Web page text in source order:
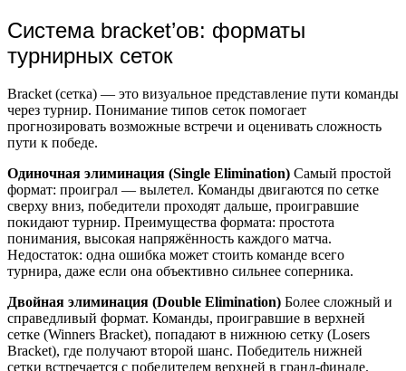
Система bracket’ов: форматы
турнирных сеток
Bracket (сетка) — это визуальное представление пути команды
через турнир. Понимание типов сеток помогает
прогнозировать возможные встречи и оценивать сложность
пути к победе.
Одиночная элиминация (Single Elimination) Самый простой
формат: проиграл — вылетел. Команды двигаются по сетке
сверху вниз, победители проходят дальше, проигравшие
покидают турнир. Преимущества формата: простота
понимания, высокая напряжённость каждого матча.
Недостаток: одна ошибка может стоить команде всего
турнира, даже если она объективно сильнее соперника.
Двойная элиминация (Double Elimination) Более сложный и
справедливый формат. Команды, проигравшие в верхней
сетке (Winners Bracket), попадают в нижнюю сетку (Losers
Bracket), где получают второй шанс. Победитель нижней
сетки встречается с победителем верхней в гранд-финале.